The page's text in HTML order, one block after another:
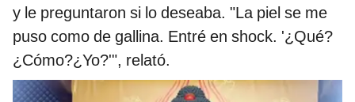
y le preguntaron si lo deseaba. "La piel se me
puso como de gallina. Entré en shock. '¿Qué?
¿Cómo?¿Yo?'", relató.